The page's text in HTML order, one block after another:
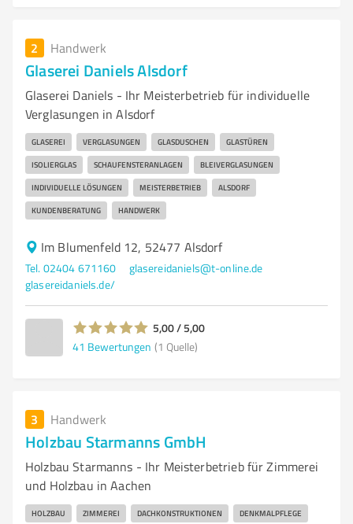
2 Handwerk
Glaserei Daniels Alsdorf
Glaserei Daniels - Ihr Meisterbetrieb für individuelle
Verglasungen in Alsdorf
GLASEREI VERGLASUNGEN GLASDUSCHEN GLASTÜREN
ISOLIERGLAS SCHAUFENSTERANLAGEN BLEIVERGLASUNGEN
INDIVIDUELLE LÖSUNGEN MEISTERBETRIEB ALSDORF
KUNDENBERATUNG HANDWERK
Im Blumenfeld 12, 52477 Alsdorf
Tel. 02404 671160
glasereidaniels@t-online.de
glasereidaniels.de/
5,00 / 5,00
41 Bewertungen (1 Quelle)
3 Handwerk
Holzbau Starmanns GmbH
Holzbau Starmanns - Ihr Meisterbetrieb für Zimmerei
und Holzbau in Aachen
HOLZBAU ZIMMEREI DACHKONSTRUKTIONEN DENKMALPFLEGE